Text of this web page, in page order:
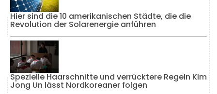
Hier sind die 10 amerikanischen Städte, die die
Revolution der Solarenergie anführen
Spezielle Haarschnitte und verrücktere Regeln Kim
Jong Un lässt Nordkoreaner folgen